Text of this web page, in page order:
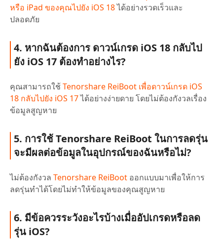
หรือ iPad ของคุณไปยัง iOS 18ได้อย่างรวดเร็วและ
ปลอดภัย
4. หากฉันต้องการ ดาวน์เกรด iOS 18 กลับไป
ยัง iOS 17 ต้องทำอย่างไร?
คุณสามารถใช้Tenorshare ReiBoot เพื่อดาวน์เกรด iOS
18 กลับไปยัง iOS 17ได้อย่างง่ายดาย โดยไม่ต้องกังวลเรื่อง
ข้อมูลสูญหาย
5. การใช้ Tenorshare ReiBoot ในการลดรุ่น
จะมีผลต่อข้อมูลในอุปกรณ์ของฉันหรือไม่?
ไม่ต้องกังวล Tenorshare ReiBoot ออกแบบมาเพื่อให้การ
ลดรุ่นทำได้โดยไม่ทำให้ข้อมูลของคุณสูญหาย
6. มีข้อควรระวังอะไรบ้างเมื่ออัปเกรดหรือลด
รุ่น iOS?